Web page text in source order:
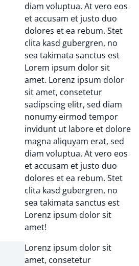
diam voluptua. At vero eos
et accusam et justo duo
dolores et ea rebum. Stet
clita kasd gubergren, no
sea takimata sanctus est
Lorem ipsum dolor sit
amet. Lorenz ipsum dolor
sit amet, consetetur
sadipscing elitr, sed diam
nonumy eirmod tempor
invidunt ut labore et dolore
magna aliquyam erat, sed
diam voluptua. At vero eos
et accusam et justo duo
dolores et ea rebum. Stet
clita kasd gubergren, no
sea takimata sanctus est
Lorenz ipsum dolor sit
amet!
Lorenz ipsum dolor sit
amet, consetetur